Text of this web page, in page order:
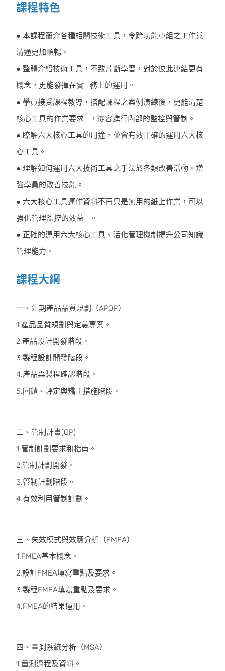
課程特色
● 本課程簡介各種相關技術工具，令跨功能小組之工作與
溝通更加順暢。
● 整體介紹技術工具，不致片斷學習，對於彼此連結更有
概念，更能發揮在實 務上的運用。
● 學員接受課程教導，搭配課程之案例演練後，更能清楚
核心工具的作業要求 ，從容進行內部的監控與管制。
● 瞭解六大核心工具的用途，並會有效正確的運用六大核
心工具。
● 理解如何運用六大技術工具之手法於各類改善活動。增
強學員的改善技能。
● 六大核心工具運作資料不再只是無用的紙上作業，可以
強化管理監控的效益 。
● 正確的運用六大核心工具、活化管理機制提升公司知識
管理能力。
課程大綱
一、先期產品品質規劃（APQP）
1.產品品質規劃與定義專案。
2.產品設計開發階段。
3.製程設計開發階段。
4.產品與製程確認階段。
5.回饋、評定與矯正措施階段。
二、管制計畫(CP)
1.管制計劃要求和指南。
2.管制計劃開發。
3.管制計劃階段。
4.有效利用管制計劃。
三、失效模式與效應分析（FMEA）
1.FMEA基本概念。
2.設計FMEA填寫重點及要求。
3.製程FMEA填寫重點及要求。
4.FMEA的結果運用。
四、量測系統分析（MSA）
1.量測過程及資料。